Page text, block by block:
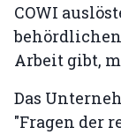
COWI
Arbeit gibt,
Das
"Fragen der